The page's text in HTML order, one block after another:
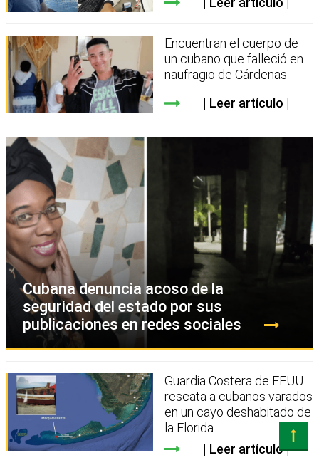
Encuentran el cuerpo de
un cubano que falleció en
naufragio de Cárdenas
Leer artículo
Cubana denuncia acoso de la
seguridad del estado por sus
publicaciones en redes sociales
Guardia Costera de EEUU
rescata a cubanos varados
en un cayo deshabitado de
la Florida
Leer artículo